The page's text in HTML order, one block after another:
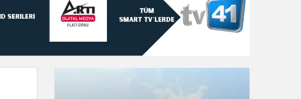
Gündüz Modu
Gündüz modunu seçin.